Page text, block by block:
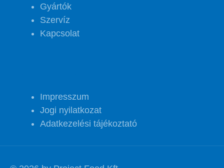
Gyártók
Szervíz
Kapcsolat
Impresszum
Jogi nyilatkozat
Adatkezelési tájékoztató